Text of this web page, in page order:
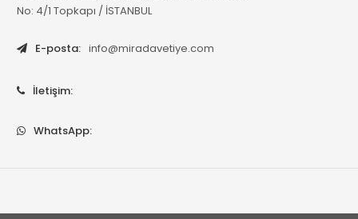
No: 4/1 Topkapı / İSTANBUL
E-posta: info@miradavetiye.com
İletişim:
WhatsApp: